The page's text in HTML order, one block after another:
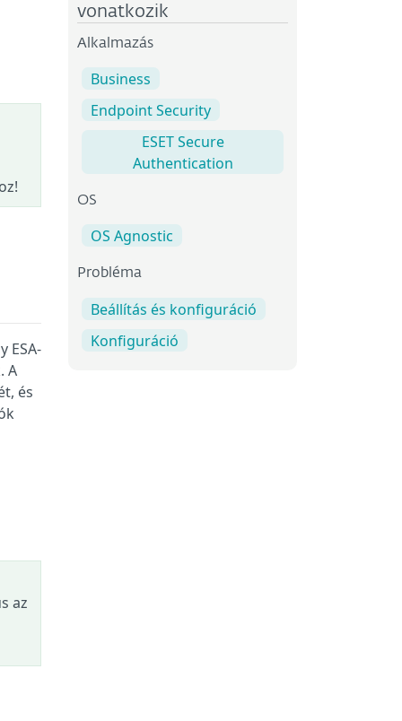
ESA-
A
és
az
vonatkozik
Alkalmazás
Business
Endpoint Security
ESET Secure
Authentication
OS
OS Agnostic
Probléma
Beállítás és konfiguráció
Konfiguráció